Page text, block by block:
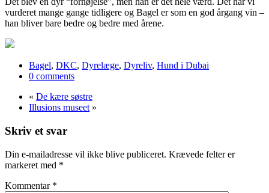
vurderet mange gange tidligere og Bagel er som en god årgang vin –
han bliver bare bedre og bedre med årene.
Bagel, DKC, Dyrelæge, Dyreliv, Hund i Dubai
0 comments
« De kære søstre
Illusions museet »
Skriv et svar
Din e-mailadresse vil ikke blive publiceret. Krævede felter er
markeret med *
Kommentar *